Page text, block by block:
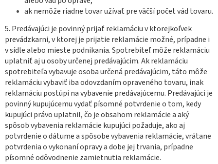
ak nemôže riadne tovar užívať pre väčší počet vád tovaru.
5. Predávajúci je povinný prijať reklamáciu v ktorejkoľvek
prevádzkarni, v ktorej je prijatie reklamácie možné, prípadne i
v sídle alebo mieste podnikania. Spotrebiteľ môže reklamáciu
uplatniť aj u osoby určenej predávajúcim. Ak reklamáciu
spotrebiteľa vybavuje osoba určená predávajúcim, táto môže
reklamáciu vybaviť iba odovzdaním opraveného tovaru, inak
reklamáciu postúpi na vybavenie predávajúcemu. Predávajúci je
povinný kupujúcemu vydať písomné potvrdenie o tom, kedy
kupujúci právo uplatnil, čo je obsahom reklamácie a aký
spôsob vybavenia reklamácie kupujúci požaduje, ako aj
potvrdenie o dátume a spôsobe vybavenia reklamácie, vrátane
potvrdenia o vykonaní opravy a dobe jej trvania, prípadne
písomné odôvodnenie zamietnutia reklamácie.